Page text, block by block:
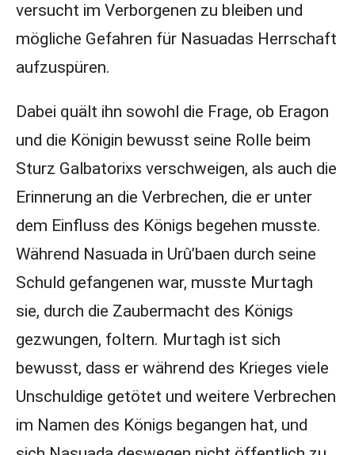
versucht im Verborgenen zu bleiben und
mögliche Gefahren für Nasuadas Herrschaft
aufzuspüren.
Dabei quält ihn sowohl die Frage, ob Eragon
und die Königin bewusst seine Rolle beim
Sturz Galbatorixs verschweigen, als auch die
Erinnerung an die Verbrechen, die er unter
dem Einfluss des Königs begehen musste.
Während Nasuada in Urû’baen durch seine
Schuld gefangenen war, musste Murtagh
sie, durch die Zaubermacht des Königs
gezwungen, foltern. Murtagh ist sich
bewusst, dass er während des Krieges viele
Unschuldige getötet und weitere Verbrechen
im Namen des Königs begangen hat, und